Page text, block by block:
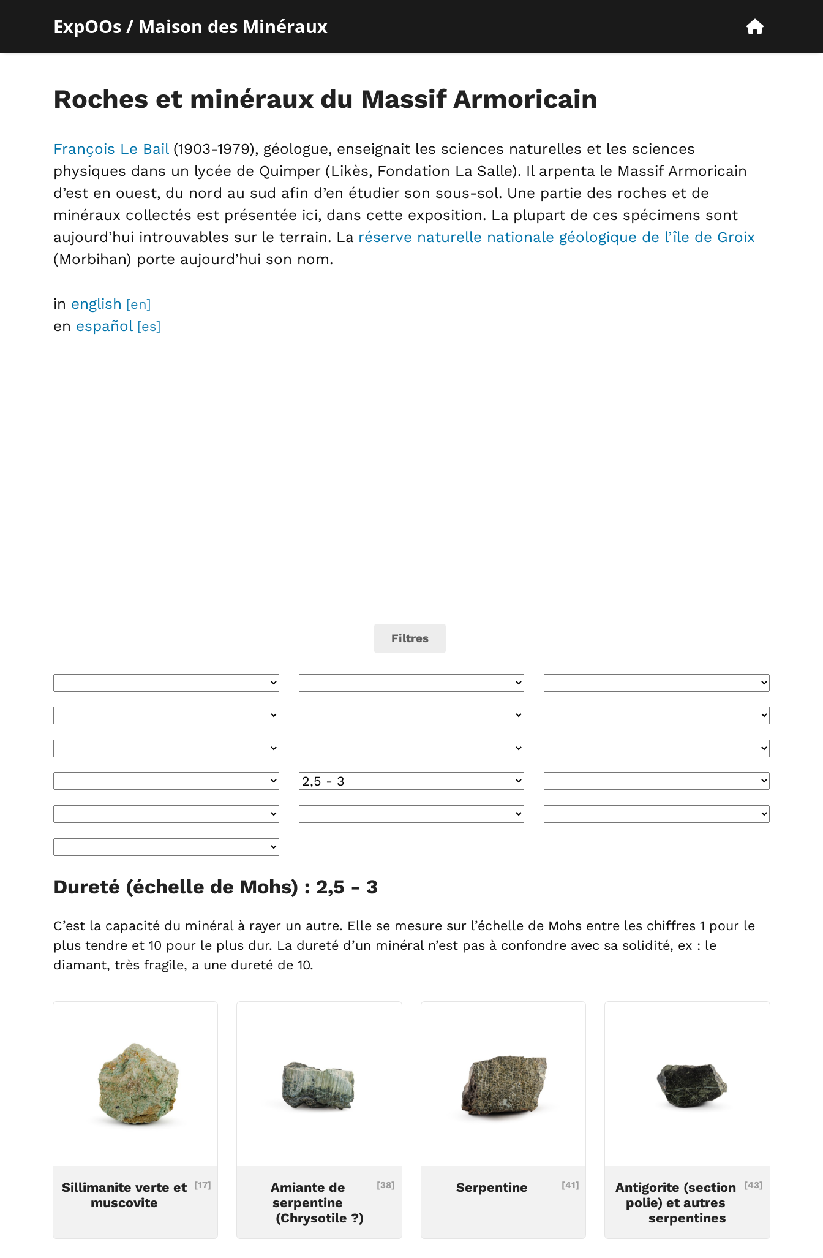
ExpOOs / Maison des Minéraux
Roches et minéraux du Massif Armoricain
François Le Bail(1903-1979), géologue, enseignait les sciences naturelles et les sciences
physiques dans un lycée de Quimper (Likès, Fondation La Salle). Il arpenta le Massif Armoricain
d’est en ouest, du nord au sud afin d’en étudier son sous-sol. Une partie des roches et de
minéraux collectés est présentée ici, dans cette exposition. La plupart de ces spécimens sont
aujourd’hui introuvables sur le terrain. La réserve naturelle nationale géologique de l’île de Groix
(Morbihan) porte aujourd’hui son nom.
in english
en español
Filtres
Dureté (échelle de Mohs) : 2,5 - 3
C’est la capacité du minéral à rayer un autre. Elle se mesure sur l’échelle de Mohs entre les chiffres 1 pour le
plus tendre et 10 pour le plus dur. La dureté d’un minéral n’est pas à confondre avec sa solidité, ex : le
diamant, très fragile, a une dureté de 10.
[17]
Sillimanite verte et
muscovite
[38]
Amiante de
serpentine
(Chrysotile ?)
[41]
Serpentine [43]
Antigorite (section
polie) et autres
serpentines